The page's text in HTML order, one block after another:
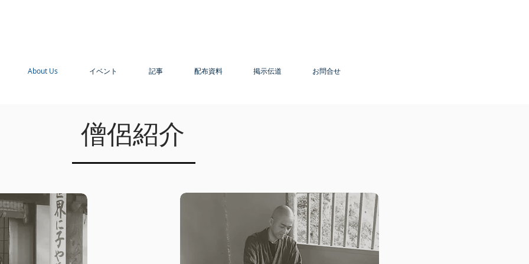
About Us イベント 記事 配布資料 掲示伝道 お問合せ
その他の記事
僧侶紹介